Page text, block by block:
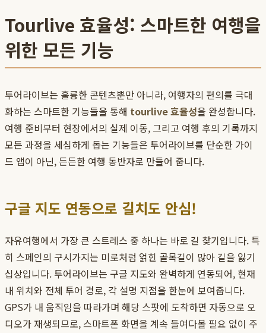
Tourlive 효율성: 스마트한 여행을
위한 모든 기능
투어라이브는 훌륭한 콘텐츠뿐만 아니라, 여행자의 편의를 극대
화하는 스마트한 기능들을 통해 tourlive 효율성을 완성합니다.
여행 준비부터 현장에서의 실제 이동, 그리고 여행 후의 기록까지
모든 과정을 세심하게 돕는 기능들은 투어라이브를 단순한 가이
드 앱이 아닌, 든든한 여행 동반자로 만들어 줍니다.
구글 지도 연동으로 길치도 안심!
자유여행에서 가장 큰 스트레스 중 하나는 바로 길 찾기입니다. 특
히 스페인의 구시가지는 미로처럼 얽힌 골목길이 많아 길을 잃기
십상입니다. 투어라이브는 구글 지도와 완벽하게 연동되어, 현재
내 위치와 전체 투어 경로, 각 설명 지점을 한눈에 보여줍니다.
GPS가 내 움직임을 따라가며 해당 스팟에 도착하면 자동으로 오
디오가 재생되므로, 스마트폰 화면을 계속 들여다볼 필요 없이 주